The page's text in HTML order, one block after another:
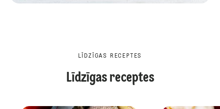
LĪDZĪGAS RECEPTES
Līdzīgas receptes